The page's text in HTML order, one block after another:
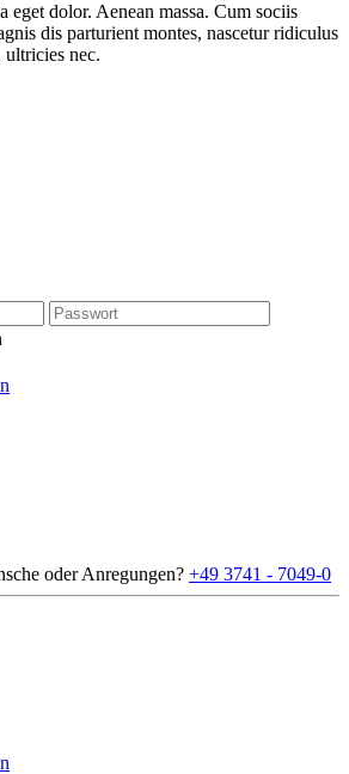
eget dolor. Aenean massa. Cum sociis
dis parturient montes, nascetur ridiculus
nec.
oder Anregungen? +49 3741 - 7049-0